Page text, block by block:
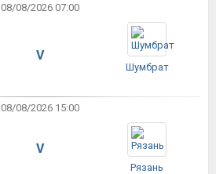
08/08/2026 07:00
V
Шумбрат
08/08/2026 15:00
V
Рязань